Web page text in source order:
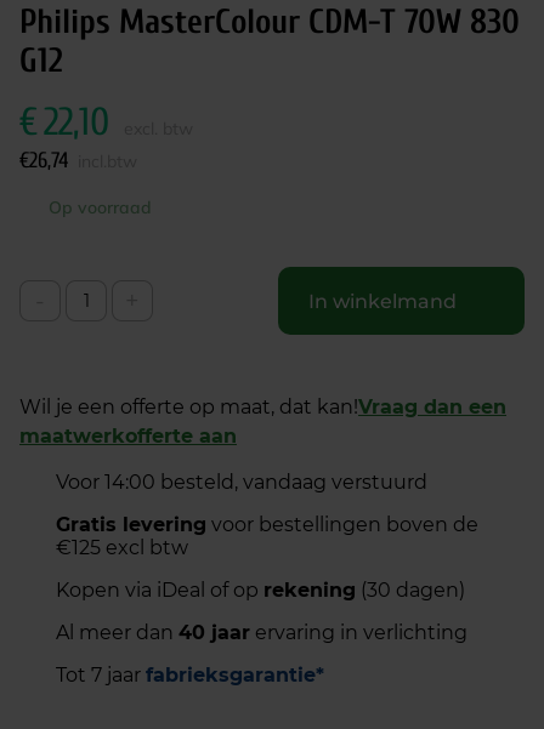
Philips MasterColour CDM-T 70W 830
G12
€22,10
€26,74
Op voorraad
In winkelmand
Wil je een offerte op maat, dat kan!Vraag dan een
maatwerkofferte aan
Voor 14:00 besteld, vandaag verstuurd
Gratis levering voor bestellingen boven de
€125 excl btw
Kopen via iDeal of op rekening (30 dagen)
Al meer dan 40 jaar ervaring in verlichting
Tot 7 jaar fabrieksgarantie*